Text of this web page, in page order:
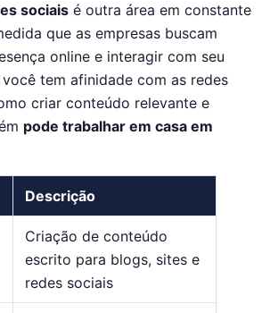
sociais é outra área em constante
que as empresas buscam
online e interagir com seu
tem afinidade com as redes
criar conteúdo relevante e
pode trabalhar em casa em
Descrição
Criação de conteúdo
escrito para blogs, sites e
redes sociais